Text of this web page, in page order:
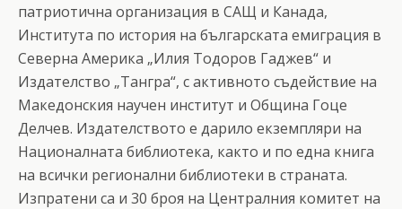
патриотична организация в САЩ и Канада,
Института по история на българската емиграция в
Северна Америка „Илия Тодоров Гаджев“ и
Издателство „Тангра“, с активното съдействие на
Македонския научен институт и Община Гоце
Делчев. Издателството е дарило екземпляри на
Националната библиотека, както и по една книга
на всички регионални библиотеки в страната.
Изпратени са и 30 броя на Централния комитет на